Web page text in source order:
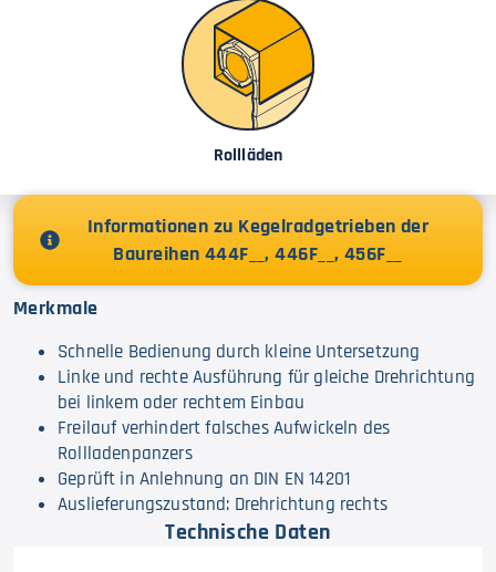
Rollläden
Informationen zu Kegelradgetrieben der
Baureihen 444F__, 446F__, 456F__
Merkmale
Schnelle Bedienung durch kleine Untersetzung
Linke und rechte Ausführung für gleiche Drehrichtung
bei linkem oder rechtem Einbau
Freilauf verhindert falsches Aufwickeln des
Rollladenpanzers
Geprüft in Anlehnung an DIN EN 14201
Auslieferungszustand: Drehrichtung rechts
Technische Daten